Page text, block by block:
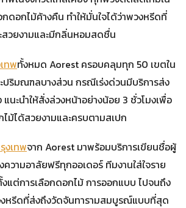
ดอกไม้ค้างคืน ทำให้มั่นใจได้ว่าพวงหรีดที่
สวยงามและมีกลิ่นหอมสดชื่น
ทพทั้งหมด Aorest ครอบคลุมทุก 50 เขตใน
ปริมณฑลบางส่วน กรณีเร่งด่วนมีบริการส่ง
แนะนำให้สั่งล่วงหน้าอย่างน้อย 3 ชั่วโมงเพื่อ
ม้ได้สวยงามและครบตามสเปก
งเทพจาก Aorest มาพร้อมบริการเขียนชื่อผู้
วามอาลัยฟรีทุกออเดอร์ ทีมงานใส่ใจราย
แต่การเลือกดอกไม้ การออกแบบ ไปจนถึง
งหรีดที่ส่งถึงวัดจันทารามสมบูรณ์แบบที่สุด